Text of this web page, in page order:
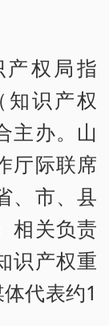
权局指
识产权
主办。山
厅际联席
、市、县
相关负责
识产权重
代表约1